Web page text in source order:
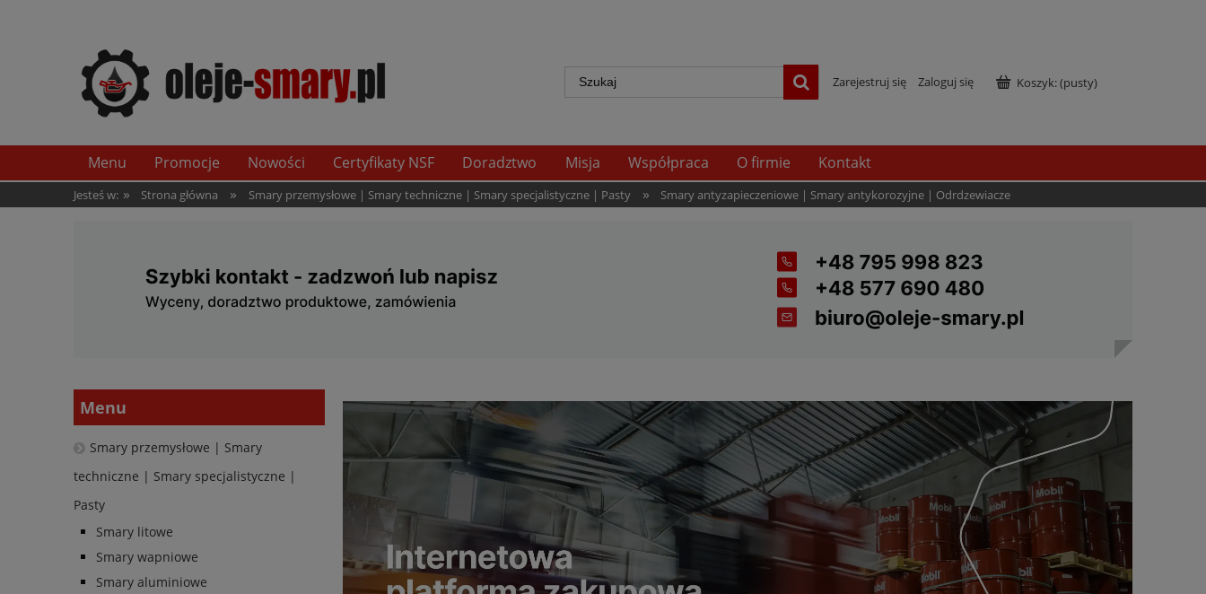
Koszyk:(pusty)
Zarejestruj się Zaloguj się
Menu Promocje Nowości Certyfikaty NSF Doradztwo Misja Współpraca O firmie Kontakt
Jesteś w: » Strona główna » Smary przemysłowe | Smary techniczne | Smary specjalistyczne | Pasty » Smary antyzapieczeniowe | Smary antykorozyjne | Odrdzewiacze
Menu
Smary przemysłowe | Smary
techniczne | Smary specjalistyczne |
Pasty
Smary litowe
Smary wapniowe
Smary aluminiowe